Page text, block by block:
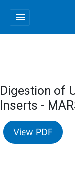
menu
Digestion of
Inserts -
View PDF